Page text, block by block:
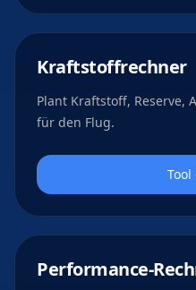
Kraftstoffrechner
Plant Kraftstoff, Reserve,
für den Flug.
Performance-